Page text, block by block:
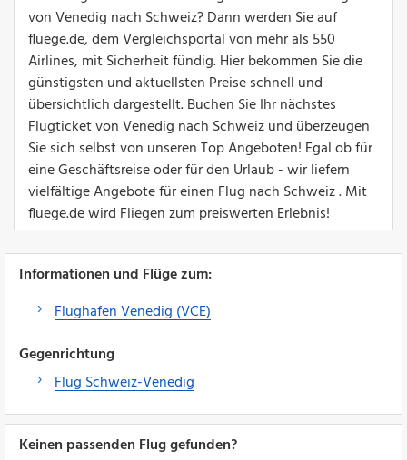
von Venedig nach Schweiz? Dann werden Sie auf
fluege.de, dem Vergleichsportal von mehr als 550
Airlines, mit Sicherheit fündig. Hier bekommen Sie die
günstigsten und aktuellsten Preise schnell und
übersichtlich dargestellt. Buchen Sie Ihr nächstes
Flugticket von Venedig nach Schweiz und überzeugen
Sie sich selbst von unseren Top Angeboten! Egal ob für
eine Geschäftsreise oder für den Urlaub - wir liefern
vielfältige Angebote für einen Flug nach Schweiz . Mit
fluege.de wird Fliegen zum preiswerten Erlebnis!
Informationen und Flüge zum:
Flughafen Venedig (VCE)
Gegenrichtung
Flug Schweiz-Venedig
Keinen passenden Flug gefunden?